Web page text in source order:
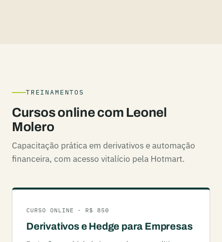
TREINAMENTOS
Cursos online com Leonel
Molero
Capacitação prática em derivativos e automação
financeira, com acesso vitalício pela Hotmart.
CURSO ONLINE · R$ 850
Derivativos e Hedge para Empresas